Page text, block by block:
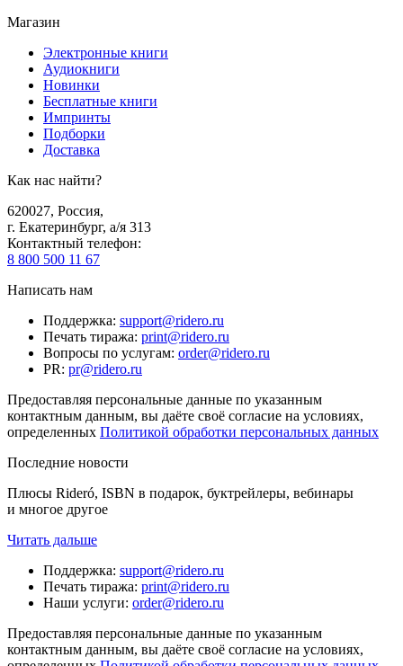
Магазин
Электронные книги
Аудиокниги
Новинки
Бесплатные книги
Импринты
Подборки
Доставка
Как нас найти?
620027, Россия,
г. Екатеринбург, а/я 313
Контактный телефон:
8 800 500 11 67
Написать нам
Поддержка: support@ridero.ru
Печать тиража: print@ridero.ru
Вопросы по услугам: order@ridero.ru
PR: pr@ridero.ru
Предоставляя персональные данные по указанным
контактным данным, вы даёте своё согласие на условиях,
определенных Политикой обработки персональных данных
Последние новости
Плюсы Rideró, ISBN в подарок, буктрейлеры, вебинары
и многое другое
Читать дальше
Поддержка: support@ridero.ru
Печать тиража: print@ridero.ru
Наши услуги: order@ridero.ru
Предоставляя персональные данные по указанным
контактным данным, вы даёте своё согласие на условиях,